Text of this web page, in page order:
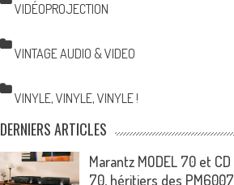
VIDÉOPROJECTION
VINTAGE AUDIO & VIDEO
VINYLE, VINYLE, VINYLE !
DERNIERS ARTICLES
Marantz MODEL 70 et CD
70, héritiers des PM6007